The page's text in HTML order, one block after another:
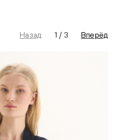
Назад 1 /3 Вперёд